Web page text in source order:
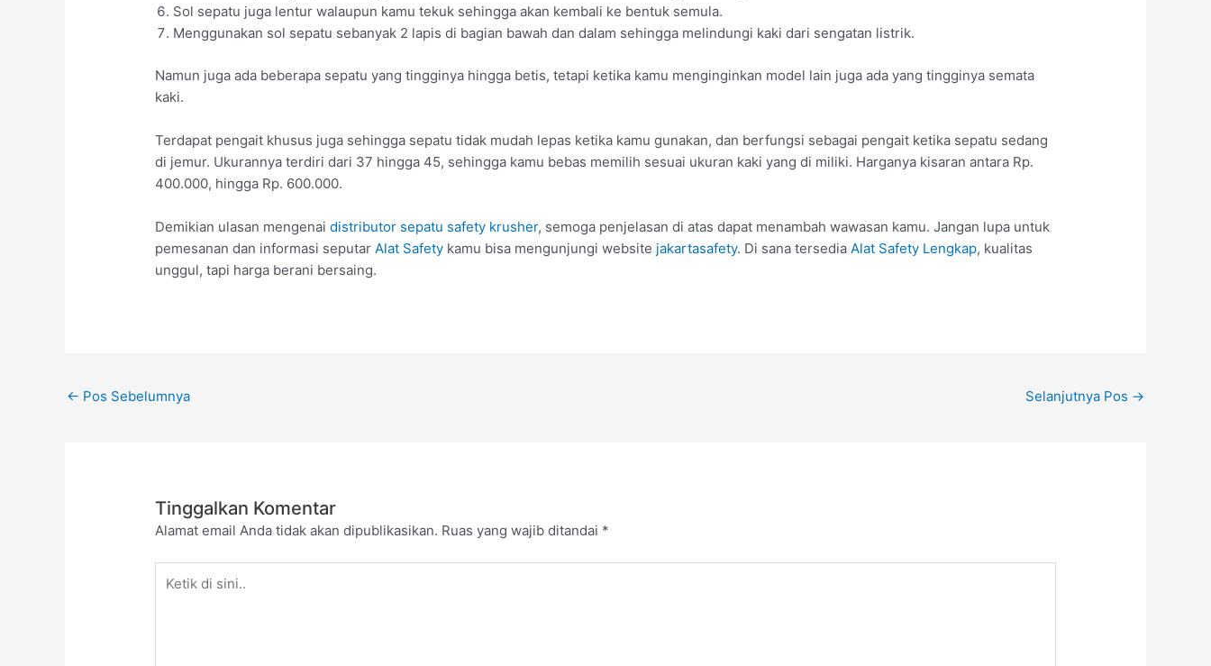
Sol sepatu juga lentur walaupun kamu tekuk sehingga akan kembali ke bentuk semula.
Menggunakan sol sepatu sebanyak 2 lapis di bagian bawah dan dalam sehingga melindungi kaki dari sengatan listrik.
Namun juga ada beberapa sepatu yang tingginya hingga betis, tetapi ketika kamu menginginkan model lain juga ada yang tingginya semata
kaki.
Terdapat pengait khusus juga sehingga sepatu tidak mudah lepas ketika kamu gunakan, dan berfungsi sebagai pengait ketika sepatu sedang
di jemur. Ukurannya terdiri dari 37 hingga 45, sehingga kamu bebas memilih sesuai ukuran kaki yang di miliki. Harganya kisaran antara Rp.
400.000, hingga Rp. 600.000.
Demikian ulasan mengenaidistributor sepatu safety krusher, semoga penjelasan di atas dapat menambah wawasan kamu. Jangan lupa untuk
pemesanan dan informasi seputarAlat Safety kamu bisa mengunjungi website jakartasafety. Di sana tersediaAlat Safety Lengkap, kualitas
unggul, tapi harga berani bersaing.
← Pos Sebelumnya Selanjutnya Pos →
Tinggalkan Komentar
Alamat email Anda tidak akan dipublikasikan. Ruas yang wajib ditandai *